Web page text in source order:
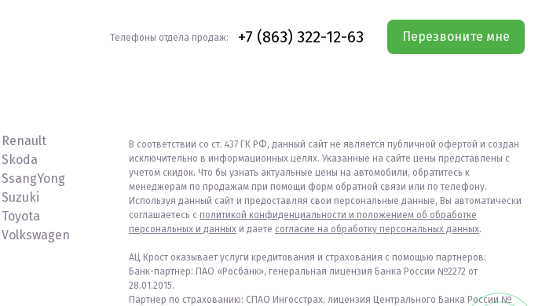
Телефоны отдела продаж: +7 (863) 322-12-63 Перезвоните мне
Renault
Skoda
SsangYong
Suzuki
Toyota
Volkswagen
В соответствии со ст. 437 ГК РФ, данный сайт не является публичной офертой и создан
исключительно в информационных целях. Указанные на сайте цены представлены с
учетом скидок. Что бы узнать актуальные цены на автомобили, обратитесь к
менеджерам по продажам при помощи форм обратной связи или по телефону.
Используя данный сайт и предоставляя свои персональные данные, Вы автоматически
соглашаетесь с политикой конфиденциальности и положением об обработке
персональных и данных и даете согласие на обработку персональных данных.
АЦ Крост оказывает услуги кредитования и страхования с помощью партнеров:
Банк-партнер: ПАО «Росбанк», генеральная лицензия Банка России №2272 от
28.01.2015.
Партнер по страхованию: СПАО Ингосстрах, лицензия Центрального Банка России №